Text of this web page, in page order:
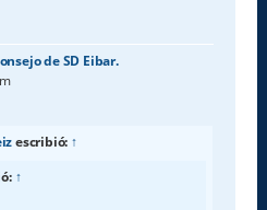
de SD Eibar.
escribió: ↑
↑